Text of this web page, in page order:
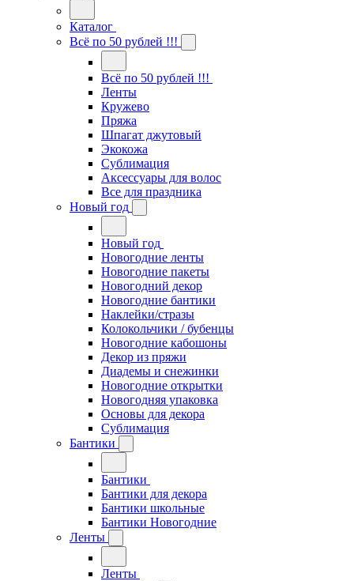
Каталог
Всё по 50 рублей !!!
Всё по 50 рублей !!!
Ленты
Кружево
Пряжа
Шпагат джутовый
Экокожа
Сублимация
Аксессуары для волос
Все для праздника
Новый год
Новый год
Новогодние ленты
Новогодние пакеты
Новогодний декор
Новогодние бантики
Наклейки/стразы
Колокольчики / бубенцы
Новогодние кабошоны
Декор из пряжи
Диадемы и снежинки
Новогодние открытки
Новогодняя упаковка
Основы для декора
Сублимация
Бантики
Бантики
Бантики для декора
Бантики школьные
Бантики Новогодние
Ленты
Ленты